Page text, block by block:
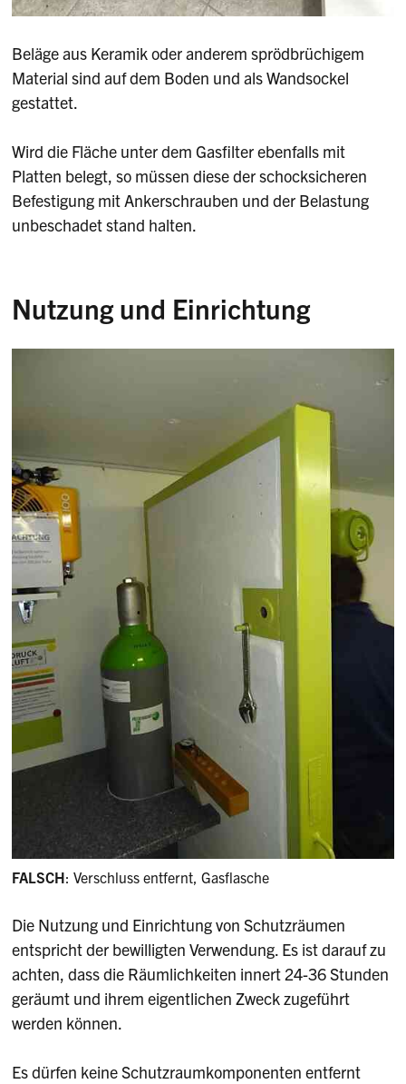
Beläge aus Keramik oder anderem sprödbrüchigem
Material sind auf dem Boden und als Wandsockel
gestattet.
Wird die Fläche unter dem Gasfilter ebenfalls mit
Platten belegt, so müssen diese der schocksicheren
Befestigung mit Ankerschrauben und der Belastung
unbeschadet stand halten.
Nutzung und Einrichtung
FALSCH: Verschluss entfernt, Gasflasche
Die Nutzung und Einrichtung von Schutzräumen
entspricht der bewilligten Verwendung. Es ist darauf zu
achten, dass die Räumlichkeiten innert 24-36 Stunden
geräumt und ihrem eigentlichen Zweck zugeführt
werden können.
Es dürfen keine Schutzraumkomponenten entfernt